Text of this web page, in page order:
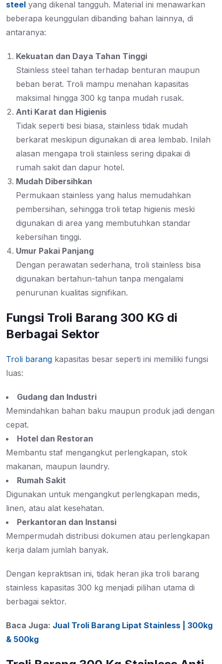
steel yang dikenal tangguh. Material ini menawarkan
beberapa keunggulan dibanding bahan lainnya, di
antaranya:
Kekuatan dan Daya Tahan Tinggi
Stainless steel tahan terhadap benturan maupun
beban berat. Troli mampu menahan kapasitas
maksimal hingga 300 kg tanpa mudah rusak.
Anti Karat dan Higienis
Tidak seperti besi biasa, stainless tidak mudah
berkarat meskipun digunakan di area lembab. Inilah
alasan mengapa troli stainless sering dipakai di
rumah sakit dan dapur hotel.
Mudah Dibersihkan
Permukaan stainless yang halus memudahkan
pembersihan, sehingga troli tetap higienis meski
digunakan di area yang membutuhkan standar
kebersihan tinggi.
Umur Pakai Panjang
Dengan perawatan sederhana, troli stainless bisa
digunakan bertahun-tahun tanpa mengalami
penurunan kualitas signifikan.
Fungsi Troli Barang 300 KG di
Berbagai Sektor
Troli barang kapasitas besar seperti ini memiliki fungsi
luas:
Gudang dan Industri
Memindahkan bahan baku maupun produk jadi dengan
cepat.
Hotel dan Restoran
Membantu staf mengangkut perlengkapan, stok
makanan, maupun laundry.
Rumah Sakit
Digunakan untuk mengangkut perlengkapan medis,
linen, atau alat kesehatan.
Perkantoran dan Instansi
Mempermudah distribusi dokumen atau perlengkapan
kerja dalam jumlah banyak.
Dengan kepraktisan ini, tidak heran jika troli barang
stainless kapasitas 300 kg menjadi pilihan utama di
berbagai sektor.
Baca Juga: Jual Troli Barang Lipat Stainless | 300kg
& 500kg